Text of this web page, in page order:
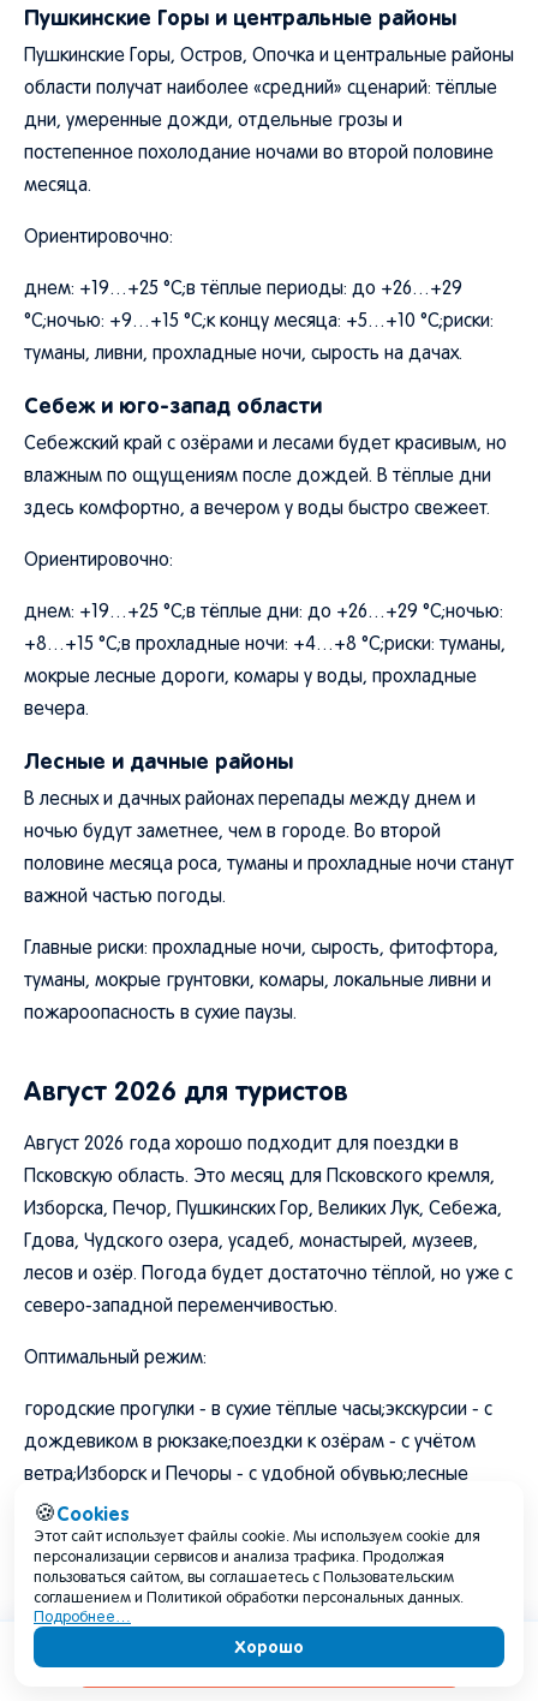
Пушкинские Горы и центральные районы
Пушкинские Горы, Остров, Опочка и центральные районы
области получат наиболее «средний» сценарий: тёплые
дни, умеренные дожди, отдельные грозы и
постепенное похолодание ночами во второй половине
месяца.
Ориентировочно:
днем: +19…+25 °C;в тёплые периоды: до +26…+29
°C;ночью: +9…+15 °C;к концу месяца: +5…+10 °C;риски:
туманы, ливни, прохладные ночи, сырость на дачах.
Себеж и юго-запад области
Себежский край с озёрами и лесами будет красивым, но
влажным по ощущениям после дождей. В тёплые дни
здесь комфортно, а вечером у воды быстро свежеет.
Ориентировочно:
днем: +19…+25 °C;в тёплые дни: до +26…+29 °C;ночью:
+8…+15 °C;в прохладные ночи: +4…+8 °C;риски: туманы,
мокрые лесные дороги, комары у воды, прохладные
вечера.
Лесные и дачные районы
В лесных и дачных районах перепады между днем и
ночью будут заметнее, чем в городе. Во второй
половине месяца роса, туманы и прохладные ночи станут
важной частью погоды.
Главные риски: прохладные ночи, сырость, фитофтора,
туманы, мокрые грунтовки, комары, локальные ливни и
пожароопасность в сухие паузы.
Август 2026 для туристов
Август 2026 года хорошо подходит для поездки в
Псковскую область. Это месяц для Псковского кремля,
Изборска, Печор, Пушкинских Гор, Великих Лук, Себежа,
Гдова, Чудского озера, усадеб, монастырей, музеев,
лесов и озёр. Погода будет достаточно тёплой, но уже с
северо-западной переменчивостью.
Оптимальный режим:
городские прогулки - в сухие тёплые часы;экскурсии - с
дождевиком в рюкзаке;поездки к озёрам - с учётом
ветра;Изборск и Печоры - с удобной обувью;лесные
маршруты - после проверки дождей;отдых у воды - без
грозового прогноза;каждый день - прогноз на
ближайшие 1–3 дня.
Туристам стоит взять не только летнюю одежду, но и
кофту, ветровку, дождевик и обувь, которая не боится
мокрых дорожек.
Содержание
🍪Cookies
Этот сайт использует файлы cookie. Мы используем cookie для
персонализации сервисов и анализа трафика. Продолжая
пользоваться сайтом, вы соглашаетесь с Пользовательским
соглашением и Политикой обработки персональных данных.
Подробнее…
Хорошо